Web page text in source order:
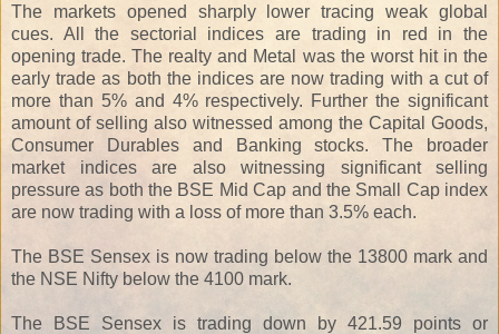
The markets opened sharply lower tracing weak global
cues. All the sectorial indices are trading in red in the
opening trade. The realty and Metal was the worst hit in the
early trade as both the indices are now trading with a cut of
more than 5% and 4% respectively. Further the significant
amount of selling also witnessed among the Capital Goods,
Consumer Durables and Banking stocks. The broader
market indices are also witnessing significant selling
pressure as both the BSE Mid Cap and the Small Cap index
are now trading with a loss of more than 3.5% each.
The BSE Sensex is now trading below the 13800 mark and
the NSE Nifty below the 4100 mark.
The BSE Sensex is trading down by 421.59 points or